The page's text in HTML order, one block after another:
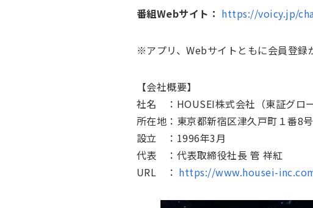
番組Webサイト： https://voicy.jp/
※アプリ、Webサイトともに会員登録
【会社概要】
社名 ：HOUSEI株式会社（東証グロー
所在地：東京都新宿区津久戸町１番8
設立 ：1996年3月
代表 ：代表取締役社長 管 祥紅
URL ： https://www.housei-